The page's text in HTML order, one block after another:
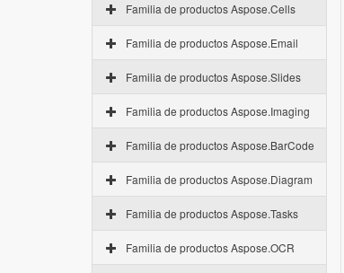
Familia de productos Aspose.Cells
Familia de productos Aspose.Email
Familia de productos Aspose.Slides
Familia de productos Aspose.Imaging
Familia de productos Aspose.BarCode
Familia de productos Aspose.Diagram
Familia de productos Aspose.Tasks
Familia de productos Aspose.OCR